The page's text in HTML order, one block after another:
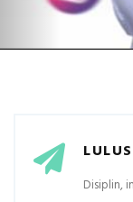
Disiplin,